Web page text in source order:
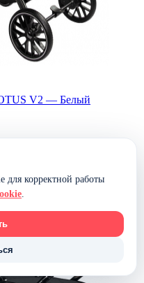
V2 — Белый
для корректной работы
.